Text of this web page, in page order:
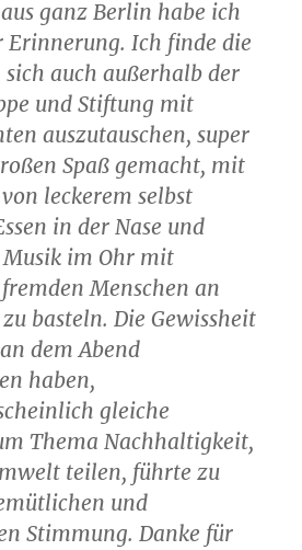
ganz Berlin habe ich
Erinnerung. Ich finde die
auch außerhalb der
und Stiftung mit
auszutauschen, super
Spaß gemacht, mit
leckerem selbst
in der Nase und
im Ohr mit
Menschen an
basteln. Die Gewissheit
dem Abend
haben,
gleiche
Thema Nachhaltigkeit,
teilen, führte zu
und
Stimmung. Danke für